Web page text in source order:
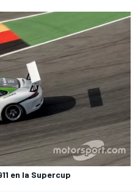
en la Supercup